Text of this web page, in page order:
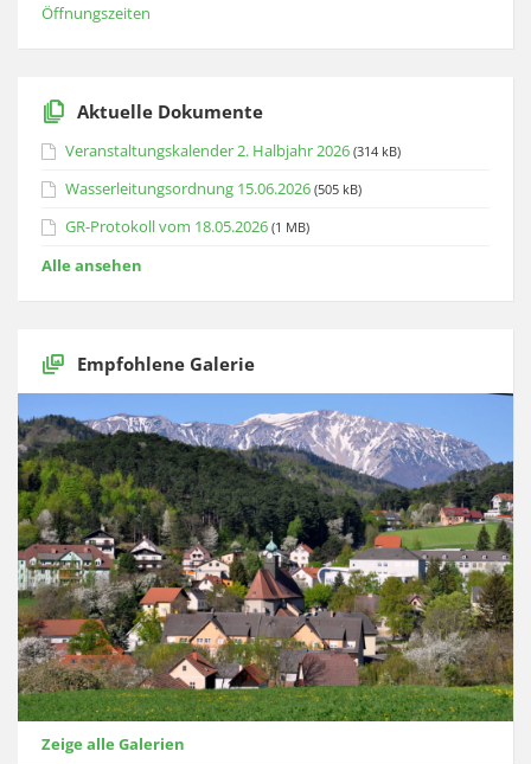
Öffnungszeiten
Aktuelle Dokumente
Veranstaltungskalender 2. Halbjahr 2026 (314 kB)
Wasserleitungsordnung 15.06.2026 (505 kB)
GR-Protokoll vom 18.05.2026 (1 MB)
Alle ansehen
Empfohlene Galerie
Zeige alle Galerien